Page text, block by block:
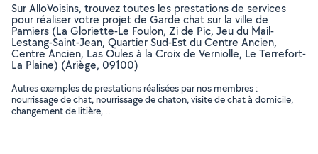
Sur AlloVoisins, trouvez toutes les prestations de services
pour réaliser votre projet de Garde chat sur la ville de
Pamiers (La Gloriette-Le Foulon, Zi de Pic, Jeu du Mail-
Lestang-Saint-Jean, Quartier Sud-Est du Centre Ancien,
Centre Ancien, Las Oules à la Croix de Verniolle, Le Terrefort-
La Plaine) (Ariège, 09100)
Autres exemples de prestations réalisées par nos membres :
nourrissage de chat, nourrissage de chaton, visite de chat à domicile,
changement de litière, ..